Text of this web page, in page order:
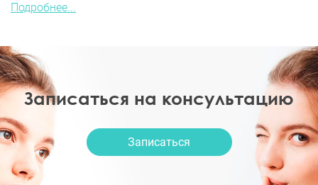
Подробнее...
Записаться на консультацию
Записаться